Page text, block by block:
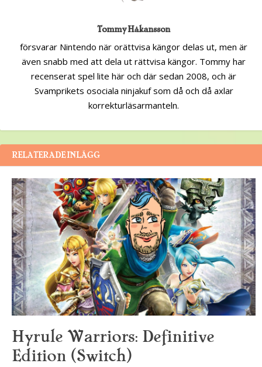
Tommy Håkansson
försvarar Nintendo när orättvisa kängor delas ut, men är
även snabb med att dela ut rättvisa kängor. Tommy har
recenserat spel lite här och där sedan 2008, och är
Svamprikets osociala ninjakuf som då och då axlar
korrekturläsarmanteln.
RELATERADE INLÄGG
Hyrule Warriors: Definitive
Edition (Switch)